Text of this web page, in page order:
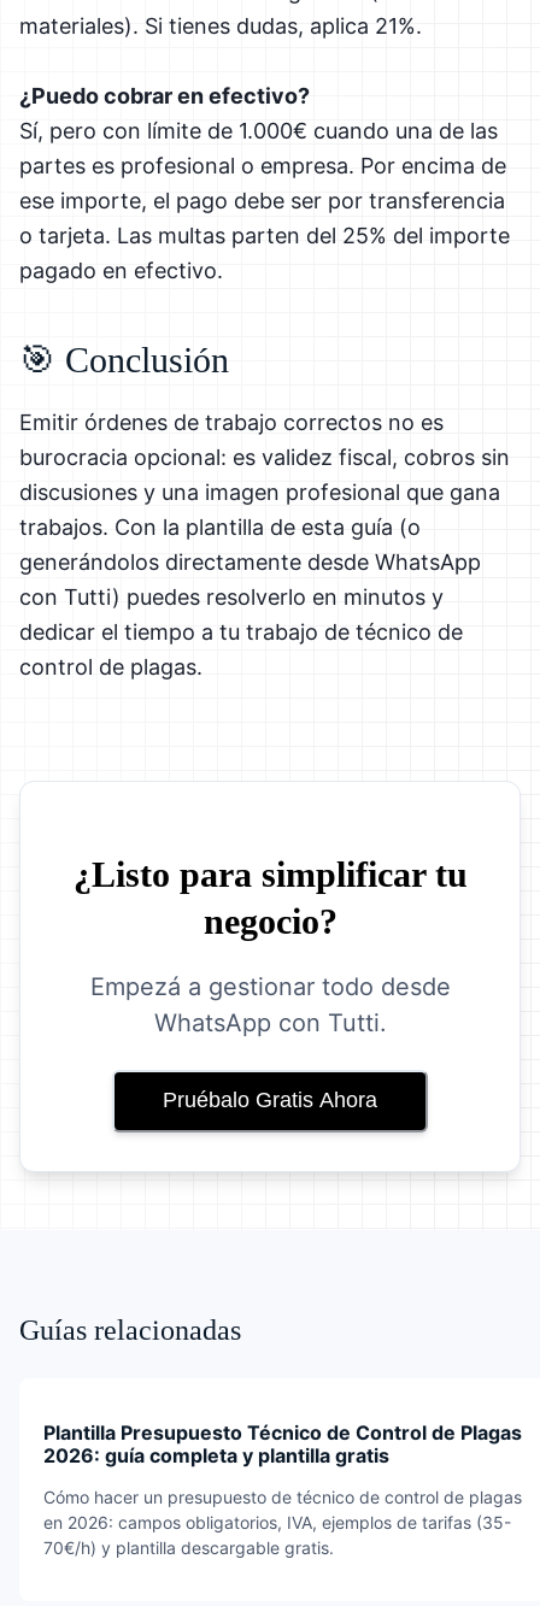
materiales). Si tienes dudas, aplica 21%.
¿Puedo cobrar en efectivo?
Sí, pero con límite de 1.000€ cuando una de las
partes es profesional o empresa. Por encima de
ese importe, el pago debe ser por transferencia
o tarjeta. Las multas parten del 25% del importe
pagado en efectivo.
🎯 Conclusión
Emitir órdenes de trabajo correctos no es
burocracia opcional: es validez fiscal, cobros sin
discusiones y una imagen profesional que gana
trabajos. Con la plantilla de esta guía (o
generándolos directamente desde WhatsApp
con Tutti) puedes resolverlo en minutos y
dedicar el tiempo a tu trabajo de técnico de
control de plagas.
¿Listo para simplificar tu
negocio?
Empezá a gestionar todo desde
WhatsApp con Tutti.
Pruébalo Gratis Ahora
Guías relacionadas
Plantilla Presupuesto Técnico de Control de Plagas
2026: guía completa y plantilla gratis
Cómo hacer un presupuesto de técnico de control de plagas
en 2026: campos obligatorios, IVA, ejemplos de tarifas (35-
70€/h) y plantilla descargable gratis.